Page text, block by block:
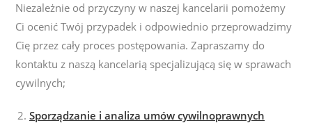
Niezależnie od przyczyny w naszej kancelarii pomożemy
Ci ocenić Twój przypadek i odpowiednio przeprowadzimy
Cię przez cały proces postępowania. Zapraszamy do
kontaktu z naszą kancelarią specjalizującą się w sprawach
cywilnych;
Sporządzanie i analiza umów cywilnoprawnych